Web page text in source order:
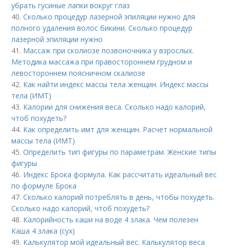
убрать гусиные лапки вокруг глаз
40.Сколько процедур лазерной эпиляции нужно для
полного удаления волос бикини. Сколько процедур
лазерной эпиляции нужно
41. Массаж при сколиозе позвоночника у взрослых.
Методика массажа при правостороннем грудном и
левостороннем поясничном скалиозе
42. Как найти индекс массы тела женщин. Индекс массы
тела (ИМТ)
43. Калории для снижения веса. Сколько надо калорий,
чтоб похудеть?
44. Как определить имт для женщин. Расчет нормальной
массы тела (ИМТ)
45.Определить тип фигуры по параметрам. Женские типы
фигуры
46. Индекс Брока формула. Как рассчитать идеальный вес
по формуле Брока
47.Сколько калорий потреблять в день, чтобы похудеть.
Сколько надо калорий, чтоб похудеть?
48. Калорийность каши на воде 4 злака. Чем полезен
Каша 4 злака (сух)
49. Калькулятор мой идеальный вес. Калькулятор веса